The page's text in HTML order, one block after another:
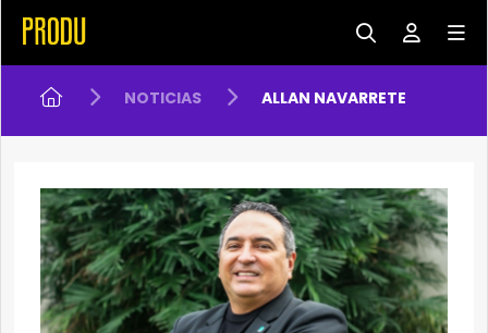
NOTICIAS ALLAN NAVARRETE